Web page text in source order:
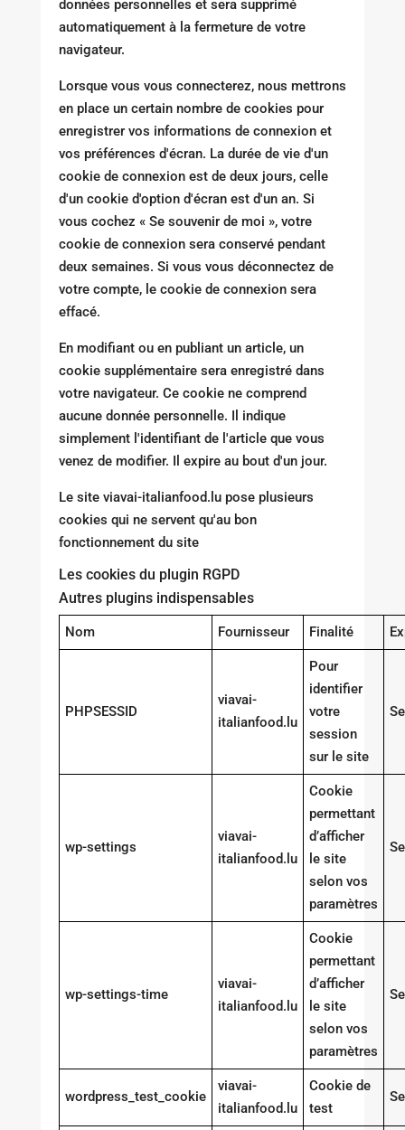
données personnelles et sera supprimé
automatiquement à la fermeture de votre
navigateur.
Lorsque vous vous connecterez, nous mettrons
en place un certain nombre de cookies pour
enregistrer vos informations de connexion et
vos préférences d'écran. La durée de vie d'un
cookie de connexion est de deux jours, celle
d'un cookie d'option d'écran est d'un an. Si
vous cochez « Se souvenir de moi », votre
cookie de connexion sera conservé pendant
deux semaines. Si vous vous déconnectez de
votre compte, le cookie de connexion sera
effacé.
En modifiant ou en publiant un article, un
cookie supplémentaire sera enregistré dans
votre navigateur. Ce cookie ne comprend
aucune donnée personnelle. Il indique
simplement l'identifiant de l'article que vous
venez de modifier. Il expire au bout d'un jour.
Le site viavai-italianfood.lu pose plusieurs
cookies qui ne servent qu'au bon
fonctionnement du site
Les cookies du plugin RGPD
Autres plugins indispensables
Nom Fournisseur Finalité
PHPSESSID
viavai-
italianfood.lu
Pour
identifier
votre
session
sur le site
wp-settings
viavai-
italianfood.lu
Cookie
permettant
d’afficher
le site
selon vos
paramètres
wp-settings-time
viavai-
italianfood.lu
Cookie
permettant
d’afficher
le site
selon vos
paramètres
wordpress_test_cookie
viavai-
italianfood.lu
Cookie de
test